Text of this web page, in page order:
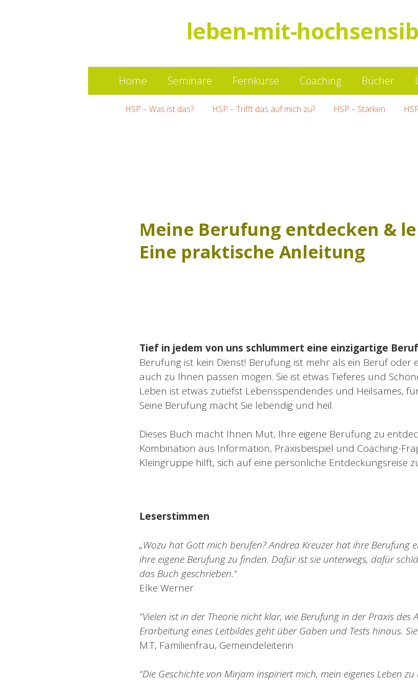
leben-mit-
Springe
zum
Home Seminare Fernkurse Coaching Bücher
HSP – Was ist das? HSP – Trifft das auf mich zu? HSP – Stärken
Meine Berufung entdecken &
Eine praktische Anleitung
Tief in jedem von uns schlummert eine einzigartige
Berufung ist kein Dienst! Berufung ist mehr als ein Beruf oder
auch zu Ihnen passen mögen. Sie ist etwas Tieferes und
Leben ist etwas zutiefst Lebensspendendes und Heilsames,
Seine Berufung macht Sie lebendig und heil.
Dieses Buch macht Ihnen Mut, Ihre eigene Berufung zu
Kombination aus Information, Praxisbeispiel und Coaching-
Kleingruppe hilft, sich auf eine persönliche Entdeckungsreise
Leserstimmen
„Wozu hat Gott mich berufen? Andrea Kreuzer hat ihre Berufung
ihre eigene Berufung zu finden. Dafür ist sie unterwegs, dafür
das Buch geschrieben.“
Elke Werner
“Vielen ist in der Theorie nicht klar, wie Berufung in der Praxis des
Erarbeitung eines Leitbildes geht über Gaben und Tests hinaus.
M.T, Familienfrau, Gemeindeleiterin
“Die Geschichte von Mirjam inspiriert mich, mein eigenes Leben